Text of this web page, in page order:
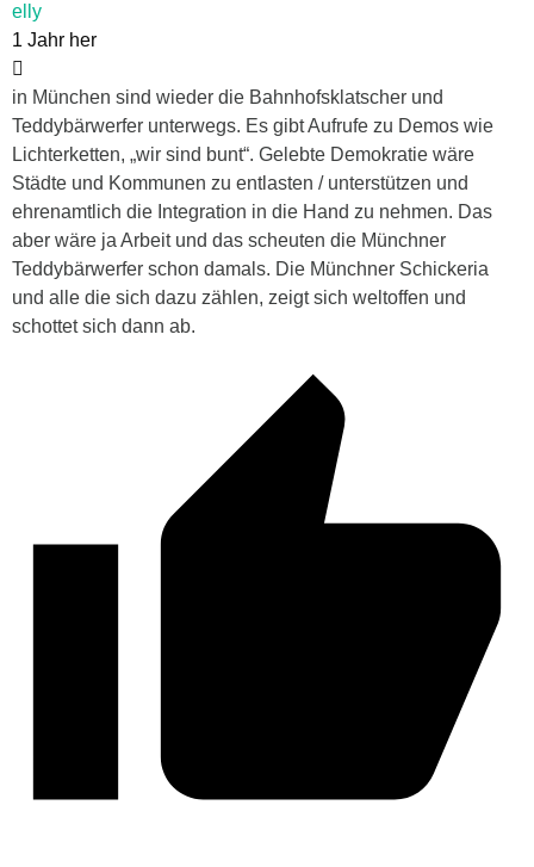
elly
1 Jahr her
in München sind wieder die Bahnhofsklatscher und
Teddybärwerfer unterwegs. Es gibt Aufrufe zu Demos wie
Lichterketten, „wir sind bunt“. Gelebte Demokratie wäre
Städte und Kommunen zu entlasten / unterstützen und
ehrenamtlich die Integration in die Hand zu nehmen. Das
aber wäre ja Arbeit und das scheuten die Münchner
Teddybärwerfer schon damals. Die Münchner Schickeria
und alle die sich dazu zählen, zeigt sich weltoffen und
schottet sich dann ab.